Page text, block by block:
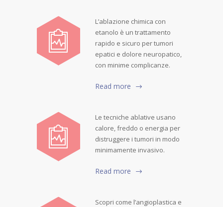
L’ablazione chimica con
etanolo è un trattamento
rapido e sicuro per tumori
epatici e dolore neuropatico,
con minime complicanze.
Read more
Le tecniche ablative usano
calore, freddo o energia per
distruggere i tumori in modo
minimamente invasivo.
Read more
Scopri come l’angioplastica e